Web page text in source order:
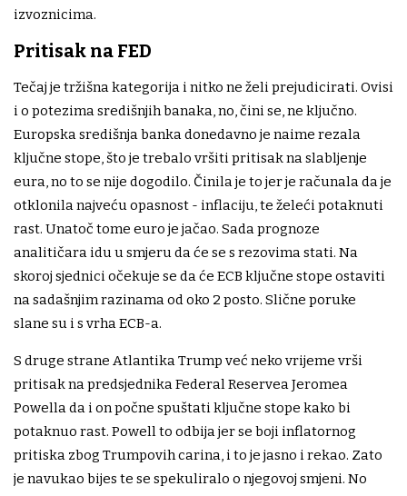
izvoznicima.
Pritisak na FED
Tečaj je tržišna kategorija i nitko ne želi prejudicirati. Ovisi
i o potezima središnjih banaka, no, čini se, ne ključno.
Europska središnja banka donedavno je naime rezala
ključne stope, što je trebalo vršiti pritisak na slabljenje
eura, no to se nije dogodilo. Činila je to jer je računala da je
otklonila najveću opasnost - inflaciju, te želeći potaknuti
rast. Unatoč tome euro je jačao. Sada prognoze
analitičara idu u smjeru da će se s rezovima stati. Na
skoroj sjednici očekuje se da će ECB ključne stope ostaviti
na sadašnjim razinama od oko 2 posto. Slične poruke
slane su i s vrha ECB-a.
S druge strane Atlantika Trump već neko vrijeme vrši
pritisak na predsjednika Federal Reservea Jeromea
Powella da i on počne spuštati ključne stope kako bi
potaknuo rast. Powell to odbija jer se boji inflatornog
pritiska zbog Trumpovih carina, i to je jasno i rekao. Zato
je navukao bijes te se spekuliralo o njegovoj smjeni. No